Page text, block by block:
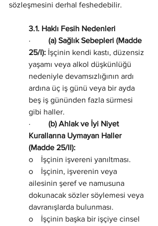
sözleşmesini derhal feshedebilir.
3.1. Haklı Fesih Nedenleri
· (a) Sağlık Sebepleri (Madde
25/I): İşçinin kendi kastı, düzensiz
yaşamı veya alkol düşkünlüğü
nedeniyle devamsızlığının ardı
ardına üç iş günü veya bir ayda
beş iş gününden fazla sürmesi
gibi haller.
· (b) Ahlak ve İyi Niyet
Kurallarına Uymayan Haller
(Madde 25/II):
o    İşçinin işvereni yanıltması.
o    İşçinin, işverenin veya
ailesinin şeref ve namusuna
dokunacak sözler söylemesi veya
davranışlarda bulunması.
o    İşçinin başka bir işçiye cinsel